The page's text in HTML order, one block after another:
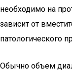
необходимо на
зависит от
патологического
Обычно объем